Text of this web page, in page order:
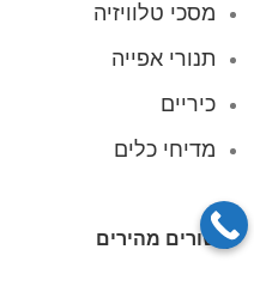
מסכי טלוויזיה
תנורי אפייה
כיריים
מדיחי כלים
קישורים מהירים